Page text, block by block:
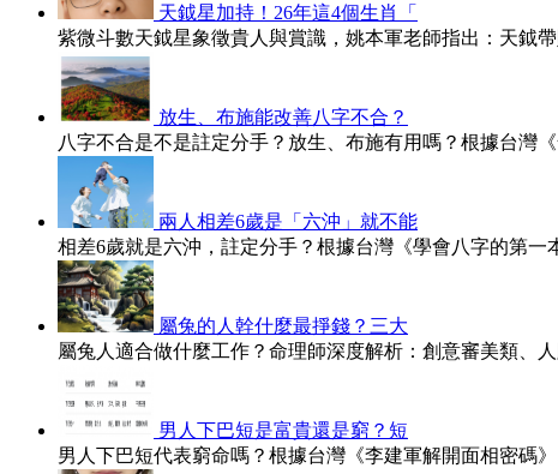
天鉞星加持！26年這4個生肖「
紫微斗數天鉞星象徵貴人與賞識，姚本軍老師指出：天鉞
放生、布施能改善八字不合？
八字不合是不是註定分手？放生、布施有用嗎？根據台灣
兩人相差6歲是「六沖」就不能
相差6歲就是六沖，註定分手？根據台灣《學會八字的第一
屬兔的人幹什麼最掙錢？三大
屬兔人適合做什麼工作？命理師深度解析：創意審美類、
男人下巴短是富貴還是窮？短
男人下巴短代表窮命嗎？根據台灣《李建軍解開面相密碼